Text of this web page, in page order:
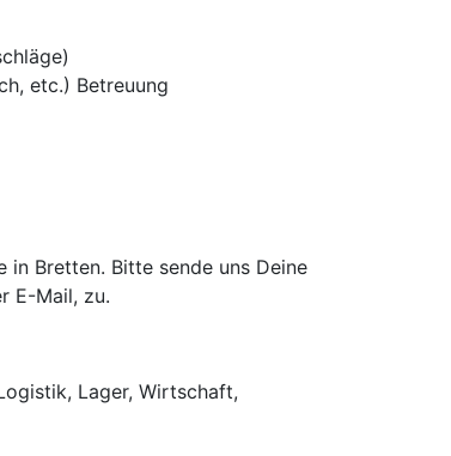
etc.) Betreuung
in Bretten. Bitte sende uns Deine
E-Mail, zu.
Lager, Wirtschaft,